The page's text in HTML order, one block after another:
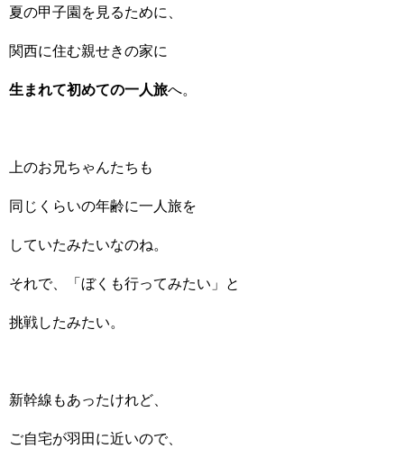
夏の甲子園を見るために、
関西に住む親せきの家に
生まれて初めての一人旅へ。
上のお兄ちゃんたちも
同じくらいの年齢に一人旅を
していたみたいなのね。
それで、「ぼくも行ってみたい」と
挑戦したみたい。
新幹線もあったけれど、
ご自宅が羽田に近いので、